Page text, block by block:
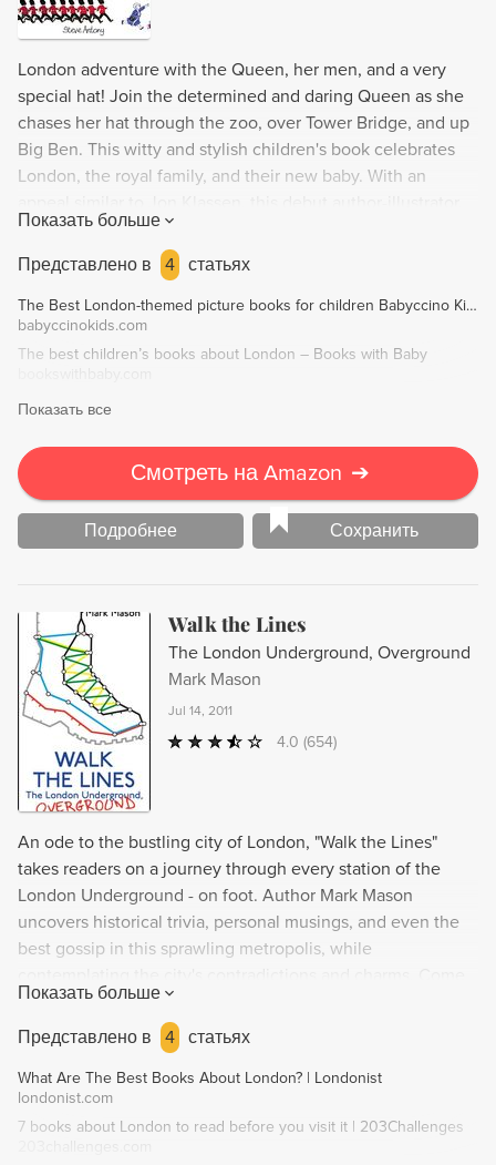
London adventure with the Queen, her men, and a very
special hat! Join the determined and daring Queen as she
chases her hat through the zoo, over Tower Bridge, and up
Big Ben. This witty and stylish children's book celebrates
London, the royal family, and their new baby. With an
Steve Antony, is one to watch.
Показать больше
Представлено в
4 статьях
The Best London-themed picture books for children Babyccino Kids: Daily tips, Children's products, Craft ideas, Recipes & More
babyccinokids.com
The best children’s books about London – Books with Baby
Показать все
Смотреть на Amazon ➔
Подробнее Сохранить
Walk the Lines
The London Underground, Overground
Mark Mason
Jul 14, 2011
4.0 (654)
An ode to the bustling city of London, "Walk the Lines"
takes readers on a journey through every station of the
London Underground - on foot. Author Mark Mason
uncovers historical trivia, personal musings, and even the
best gossip in this sprawling metropolis, while
explore the sights, sounds, and soul of this complicated
friend.
Показать больше
Представлено в
4 статьях
What Are The Best Books About London? | Londonist
londonist.com
7 books about London to read before you visit it | 203Challenges